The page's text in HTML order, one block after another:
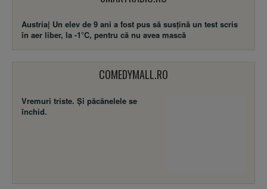
Austria| Un elev de 9 ani a fost pus să susţină un test scris
în aer liber, la -1°C, pentru că nu avea mască
COMEDYMALL.RO
Vremuri triste. Şi păcănelele se
închid.